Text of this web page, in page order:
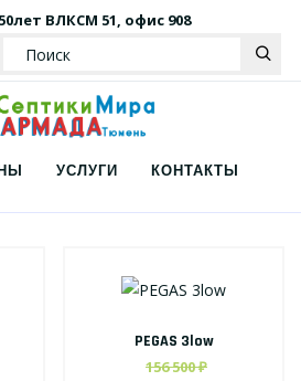
ВЛКСМ 51, офис 908
УСЛУГИ КОНТАКТЫ
PEGAS 3low
156 500 ₽